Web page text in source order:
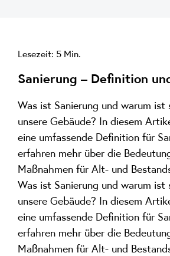
Lesezeit: 5 Min.
Sanierung – Definition
Was ist Sanierung und warum
unsere Gebäude? In diesem
eine umfassende Definition für
erfahren mehr über die
Maßnahmen für Alt- und
Was ist Sanierung und warum
unsere Gebäude? In diesem
eine umfassende Definition für
erfahren mehr über die
Maßnahmen für Alt- und